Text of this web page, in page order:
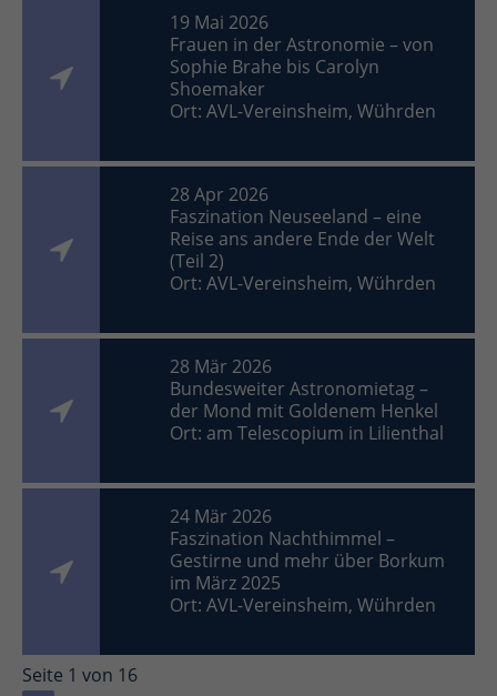
19 Mai 2026
Frauen in der Astronomie – von
Sophie Brahe bis Carolyn
Shoemaker
Ort: AVL-Vereinsheim, Wührden
28 Apr 2026
Faszination Neuseeland – eine
Reise ans andere Ende der Welt
(Teil 2)
Ort: AVL-Vereinsheim, Wührden
28 Mär 2026
Bundesweiter Astronomietag –
der Mond mit Goldenem Henkel
Ort: am Telescopium in Lilienthal
24 Mär 2026
Faszination Nachthimmel –
Gestirne und mehr über Borkum
im März 2025
Ort: AVL-Vereinsheim, Wührden
Seite 1 von 16